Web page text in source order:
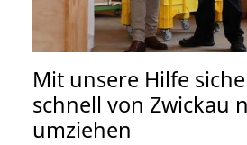
Mit unsere Hilfe
schnell von Zwickau
umziehen